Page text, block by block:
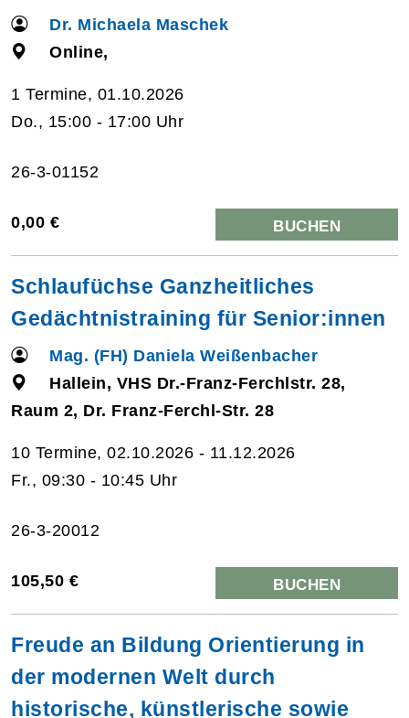
Dr. Michaela Maschek
Online,
1 Termine, 01.10.2026
Do., 15:00 - 17:00 Uhr
26-3-01152
0,00 € BUCHEN
Schlaufüchse Ganzheitliches
Gedächtnistraining für Senior:innen
Mag. (FH) Daniela Weißenbacher
Hallein, VHS Dr.-Franz-Ferchlstr. 28,
Raum 2, Dr. Franz-Ferchl-Str. 28
10 Termine, 02.10.2026 - 11.12.2026
Fr., 09:30 - 10:45 Uhr
26-3-20012
105,50 € BUCHEN
Freude an Bildung Orientierung in
der modernen Welt durch
historische, künstlerische sowie